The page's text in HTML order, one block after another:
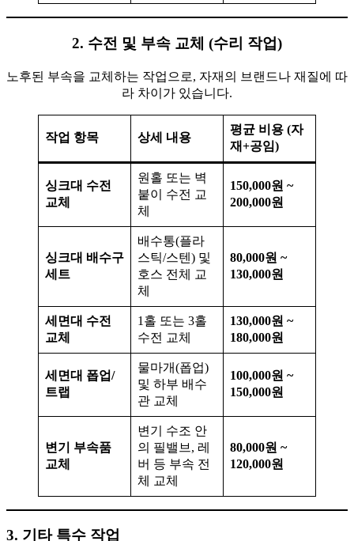
2. 수전 및 부속 교체 (수리 작업)
노후된 부속을 교체하는 작업으로, 자재의 브랜드나 재질에 따
라 차이가 있습니다.
작업 항목 상세 내용
평균 비용 (자
재+공임)
싱크대 수전
교체
원홀 또는 벽
붙이 수전 교
체
150,000원 ~
200,000원
싱크대 배수구
세트
배수통(플라
스틱/스텐) 및
호스 전체 교
체
80,000원 ~
130,000원
세면대 수전
교체
1홀 또는 3홀
수전 교체
130,000원 ~
180,000원
세면대 폽업/
트랩
물마개(폽업)
및 하부 배수
관 교체
100,000원 ~
150,000원
변기 부속품
교체
변기 수조 안
의 필밸브, 레
버 등 부속 전
체 교체
80,000원 ~
120,000원
3. 기타 특수 작업